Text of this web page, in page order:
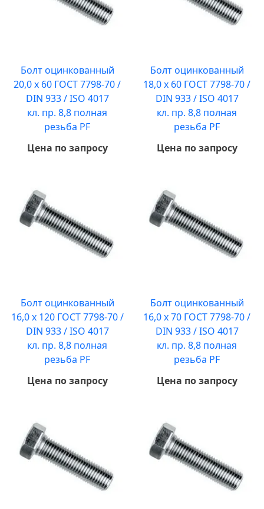
Болт оцинкованный
20,0 х 60 ГОСТ 7798-70 /
DIN 933 / ISO 4017
кл. пр. 8,8 полная
резьба PF
Цена по запросу
Болт оцинкованный
18,0 х 60 ГОСТ 7798-70 /
DIN 933 / ISO 4017
кл. пр. 8,8 полная
резьба PF
Цена по запросу
Болт оцинкованный
16,0 х 120 ГОСТ 7798-70 /
DIN 933 / ISO 4017
кл. пр. 8,8 полная
резьба PF
Цена по запросу
Болт оцинкованный
16,0 х 70 ГОСТ 7798-70 /
DIN 933 / ISO 4017
кл. пр. 8,8 полная
резьба PF
Цена по запросу